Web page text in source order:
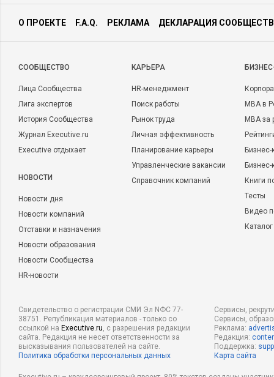
О ПРОЕКТЕ F.A.Q. РЕКЛАМА ДЕКЛАРАЦИЯ
CООБЩЕСТВО
Лица Сообщества
Лига экспертов
История Сообщества
Журнал Executive.ru
Executive отдыхает
НОВОСТИ
Новости дня
Новости компаний
Отставки и назначения
Новости образования
Новости Сообщества
HR-новости
КАРЬЕРА
HR-менеджмент
Поиск работы
Рынок труда
Личная эффективность
Планирование карьеры
Управленческие вакансии
Справочник компаний
MBA в
MBA
Бизнес-
Книги
Тесты
Видео
Свидетельство о регистрации СМИ Эл NФС 77-
38751. Републикация материалов - только со
ссылкой на Executive.ru, с разрешения редакции
сайта. Редакция не несет ответственности за
высказывания пользователей на сайте.
Политика обработки персональных данных
Сервисы,
Сервисы,
Реклама:
Редакция:
Поддержка:
Карта сайта